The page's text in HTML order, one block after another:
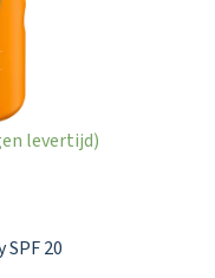
levertijd)
SPF 20